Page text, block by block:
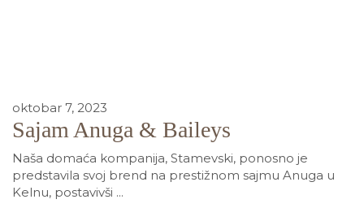
oktobar 7, 2023
Sajam Anuga & Baileys
Naša domaća kompanija, Stamevski, ponosno je
predstavila svoj brend na prestižnom sajmu Anuga u
Kelnu, postavivši ...